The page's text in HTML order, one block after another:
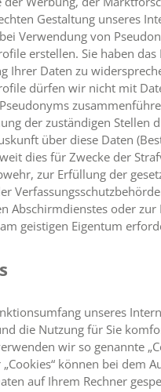
Gestaltung unseres
Verwendung von
erstellen. Sie haben das
Ihrer Daten zu
dürfen wir nicht mit
der zuständigen Stellen
über diese Daten
dies für Zwecke der
zur Erfüllung der
Abschirmdienstes oder zur
geistigen Eigentum
unseres
die Nutzung für Sie
wir so genannte
können bei dem
auf Ihrem Rechner